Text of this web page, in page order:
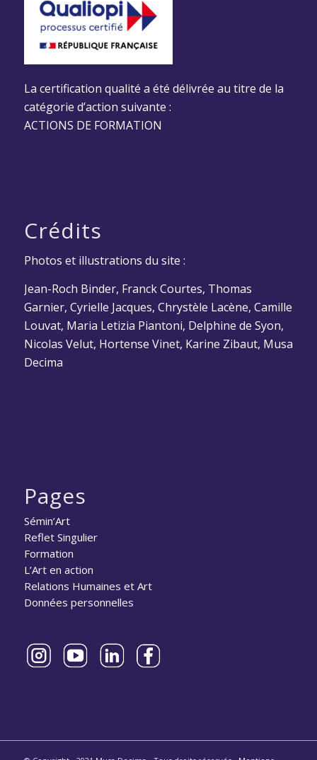
La certification qualité a été délivrée au titre de la
catégorie d’action suivante :
ACTIONS DE FORMATION
Crédits
Photos et illustrations du site :
Jean-Roch Binder, Franck Courtes, Thomas
Garnier, Cyrielle Jacques, Chrystèle Lacène, Camille
Louvat, Maria Letizia Piantoni, Delphine de Syon,
Nicolas Velut, Hortense Vinet, Karine Zibaut, Musa
Decima
Pages
Sémin’Art
Reflet Singulier
Formation
L’Art en action
Relations Humaines et Art
Données personnelles